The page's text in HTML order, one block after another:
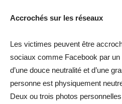
Accrochés sur les réseaux
Les victimes peuvent être
sociaux comme Facebook par
d’une douce neutralité et d’une
personne est physiquement
Deux ou trois photos